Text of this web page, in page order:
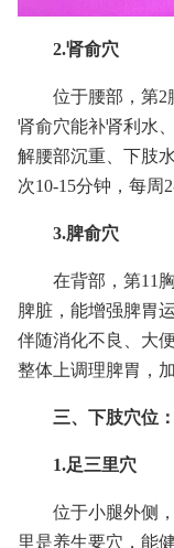
2.肾俞穴
位于腰部，第2
肾俞穴能补肾利水
解腰部沉重、下肢
次10-15分钟，每周
3.脾俞穴
在背部，第11
脾脏，能增强脾胃
伴随消化不良、大
整体上调理脾胃，
三、下肢穴位
1.足三里穴
位于小腿外侧
里是养生要穴，能